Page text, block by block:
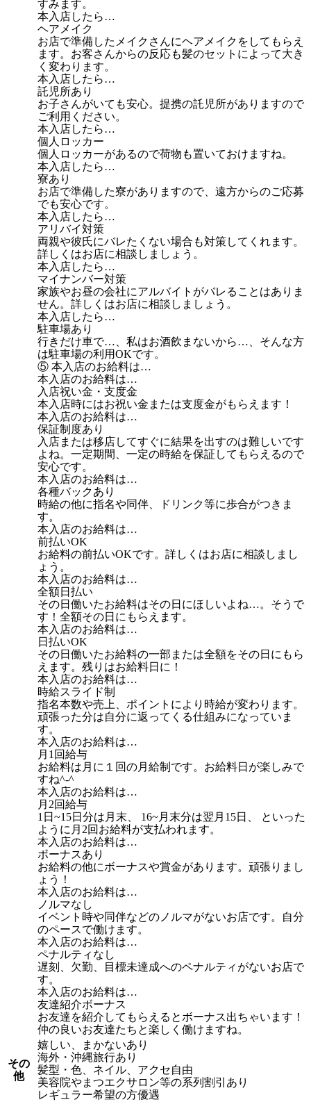
すみます。
本入店したら…
ヘアメイク
お店で準備したメイクさんにヘアメイクをしてもらえ
ます。お客さんからの反応も髪のセットによって大き
く変わります。
本入店したら…
託児所あり
お子さんがいても安心。提携の託児所がありますので
ご利用ください。
本入店したら…
個人ロッカー
個人ロッカーがあるので荷物も置いておけますね。
本入店したら…
寮あり
お店で準備した寮がありますので、遠方からのご応募
でも安心です。
本入店したら…
アリバイ対策
両親や彼氏にバレたくない場合も対策してくれます。
詳しくはお店に相談しましょう。
本入店したら…
マイナンバー対策
家族やお昼の会社にアルバイトがバレることはありま
せん。詳しくはお店に相談しましょう。
本入店したら…
駐車場あり
行きだけ車で…、私はお酒飲まないから…、そんな方
は駐車場の利用OKです。
⑤ 本入店のお給料は…
本入店のお給料は…
入店祝い金・支度金
本入店時にはお祝い金または支度金がもらえます！
本入店のお給料は…
保証制度あり
入店または移店してすぐに結果を出すのは難しいです
よね。一定期間、一定の時給を保証してもらえるので
安心です。
本入店のお給料は…
各種バックあり
時給の他に指名や同伴、ドリンク等に歩合がつきま
す。
本入店のお給料は…
前払いOK
お給料の前払いOKです。詳しくはお店に相談しまし
ょう。
本入店のお給料は…
全額日払い
その日働いたお給料はその日にほしいよね…。そうで
す！全額その日にもらえます。
本入店のお給料は…
日払いOK
その日働いたお給料の一部または全額をその日にもら
えます。残りはお給料日に！
本入店のお給料は…
時給スライド制
指名本数や売上、ポイントにより時給が変わります。
頑張った分は自分に返ってくる仕組みになっていま
す。
本入店のお給料は…
月1回給与
お給料は月に１回の月給制です。お給料日が楽しみで
すね^-^
本入店のお給料は…
月2回給与
1日~15日分は月末、 16~月末分は翌月15日、 といった
ように月2回お給料が支払われます。
本入店のお給料は…
ボーナスあり
お給料の他にボーナスや賞金があります。頑張りまし
ょう！
本入店のお給料は…
ノルマなし
イベント時や同伴などのノルマがないお店です。自分
のペースで働けます。
本入店のお給料は…
ペナルティなし
遅刻、欠勤、目標未達成へのペナルティがないお店で
す。
本入店のお給料は…
友達紹介ボーナス
お友達を紹介してもらえるとボーナス出ちゃいます！
仲の良いお友達たちと楽しく働けますね。
その
他
嬉しい、まかないあり
海外・沖縄旅行あり
髪型・色、ネイル、アクセ自由
美容院やまつエクサロン等の系列割引あり
レギュラー希望の方優遇